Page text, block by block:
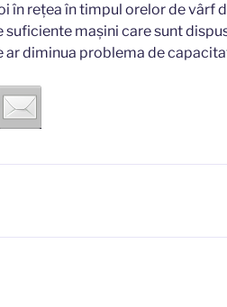
în rețea în timpul orelor de vârf
mașini care sunt
diminua problema de